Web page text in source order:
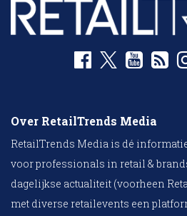
Over RetailTrends Media
RetailTrends Media is dé
voor professionals in retail &
dagelijkse actualiteit (voorheen
met diverse retailevents een